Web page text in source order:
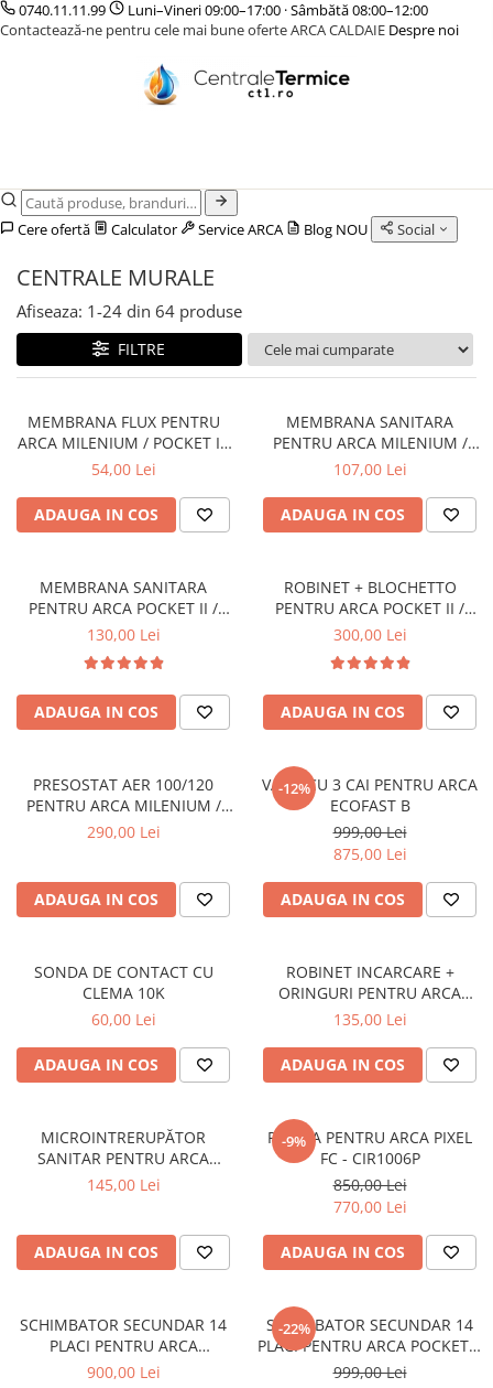
CENTRALE TERMICE
GAZ CONDENSATIE
CAZANE COMBUSTIBIL SOLID
CAZANE LEMNE CU GAZEIFICARE
ACCESORII PENTRU MONTAJ
POMPE DE CALDURA
POMPE DE CALDURA AER-APA
TERMOSTATE DE AMBIENT - AUTOMATIZARI
ELEMENTE SMART
CU FIR
PARDOSEALA
INCALZIRE IN PARDOSEALA
ACCESORII
IZOLATIE
AUTOMATIZARI
0740.11.11.99
Luni–Vineri 09:00–17:00 · Sâmbătă 08:00–12:00
Contactează-ne pentru cele mai bune oferte ARCA CALDAIE Despre noi
Cere ofertă Calculator Service ARCA Blog NOU Social
CENTRALE MURALE
Afiseaza: 1-24 din 64 produse
FILTRE
MEMBRANA FLUX PENTRU
ARCA MILENIUM / POCKET I -
MEM033P1
54,00 Lei
ADAUGA IN COS
MEMBRANA SANITARA
PENTRU ARCA MILENIUM /
POCKET I - MEM0101P1
107,00 Lei
ADAUGA IN COS
MEMBRANA SANITARA
PENTRU ARCA POCKET II /
ECOFAST / PIXEL - MEM0031P1
130,00 Lei
ADAUGA IN COS
ROBINET + BLOCHETTO
PENTRU ARCA POCKET II /
PIXEL - AST0900P+BRI0900P
300,00 Lei
ADAUGA IN COS
PRESOSTAT AER 100/120
PENTRU ARCA MILENIUM /
POCKET I - PRS0003P1
290,00 Lei
ADAUGA IN COS
-12%
VANA CU 3 CAI PENTRU ARCA
ECOFAST B
999,00 Lei
875,00 Lei
ADAUGA IN COS
SONDA DE CONTACT CU
CLEMA 10K
60,00 Lei
ADAUGA IN COS
ROBINET INCARCARE +
ORINGURI PENTRU ARCA
PIXEL / POCKET - AST0900P
135,00 Lei
ADAUGA IN COS
MICROINTRERUPĂTOR
SANITAR PENTRU ARCA
MILENIUM / POCKET I -
145,00 Lei
ADAUGA IN COS
-9%
POMPA PENTRU ARCA PIXEL
FC - CIR1006P
850,00 Lei
770,00 Lei
ADAUGA IN COS
SCHIMBATOR SECUNDAR 14
PLACI PENTRU ARCA
MILENIUM / POCKET I
900,00 Lei
-22%
SCHIMBATOR SECUNDAR 14
PLACI PENTRU ARCA POCKET II
/ PIXEL
999,00 Lei